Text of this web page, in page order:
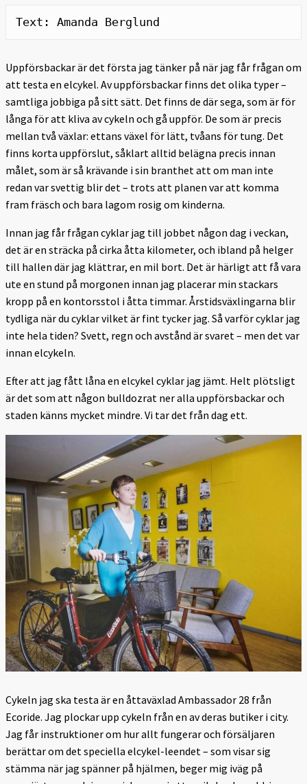
Text: Amanda Berglund
Uppförsbackar är det första jag tänker på när jag får frågan om
att testa en elcykel. Av uppförsbackar finns det olika typer –
samtliga jobbiga på sitt sätt. Det finns de där sega, som är för
långa för att kliva av cykeln och gå uppför. De som är precis
mellan två växlar: ettans växel för lätt, tvåans för tung. Det
finns korta uppförslut, såklart alltid belägna precis innan
målet, som är så krävande i sin branthet att om man inte
redan var svettig blir det – trots att planen var att komma
fram fräsch och bara lagom rosig om kinderna.
Innan jag får frågan cyklar jag till jobbet någon dag i veckan,
det är en sträcka på cirka åtta kilometer, och ibland på helger
till hallen där jag klättrar, en mil bort. Det är härligt att få vara
ute en stund på morgonen innan jag placerar min stackars
kropp på en kontorsstol i åtta timmar. Årstidsväxlingarna blir
tydliga när du cyklar vilket är fint tycker jag. Så varför cyklar jag
inte hela tiden? Svett, regn och avstånd är svaret – men det var
innan elcykeln.
Efter att jag fått låna en elcykel cyklar jag jämt. Helt plötsligt
är det som att någon bulldozrat ner alla uppförsbackar och
staden känns mycket mindre. Vi tar det från dag ett.
Cykeln jag ska testa är en åttaväxlad Ambassador 28 från
Ecoride. Jag plockar upp cykeln från en av deras butiker i city.
Jag får instruktioner om hur allt fungerar och försäljaren
berättar om det speciella elcykel-leendet – som visar sig
stämma när jag spänner på hjälmen, beger mig iväg på